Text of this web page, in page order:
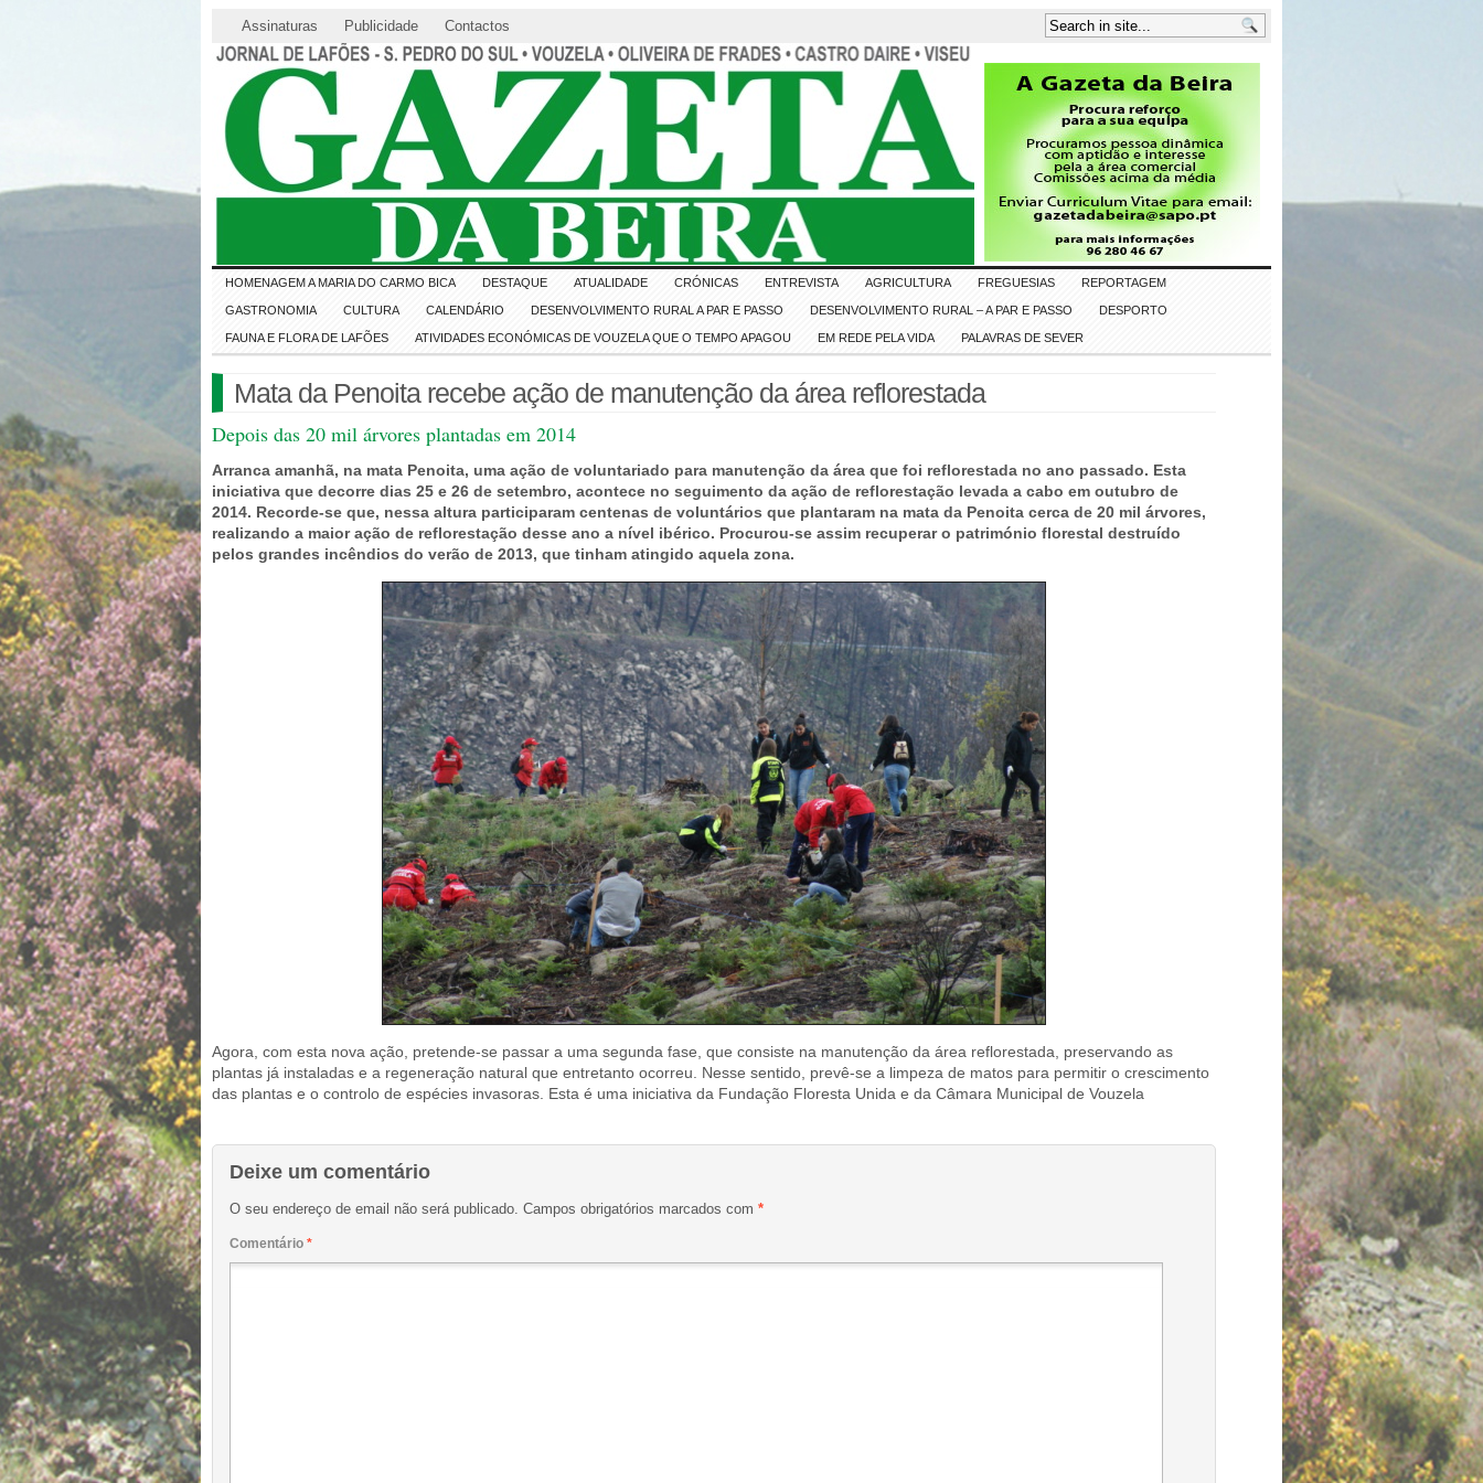
Assinaturas Publicidade Contactos
HOMENAGEM A MARIA DO CARMO BICA DESTAQUE ATUALIDADE CRÓNICAS ENTREVISTA AGRICULTURA FREGUESIAS REPORTAGEM
GASTRONOMIA CULTURA CALENDÁRIO DESENVOLVIMENTO RURAL A PAR E PASSO DESENVOLVIMENTO RURAL – A PAR E PASSO DESPORTO
FAUNA E FLORA DE LAFÕES ATIVIDADES ECONÓMICAS DE VOUZELA QUE O TEMPO APAGOU EM REDE PELA VIDA PALAVRAS DE SEVER
Mata da Penoita recebe ação de manutenção da área reflorestada
Depois das 20 mil árvores plantadas em 2014
Arranca amanhã, na mata Penoita, uma ação de voluntariado para manutenção da área que foi reflorestada no ano passado. Esta
iniciativa que decorre dias 25 e 26 de setembro, acontece no seguimento da ação de reflorestação levada a cabo em outubro de
2014. Recorde-se que, nessa altura participaram centenas de voluntários que plantaram na mata da Penoita cerca de 20 mil árvores,
realizando a maior ação de reflorestação desse ano a nível ibérico. Procurou-se assim recuperar o património florestal destruído
pelos grandes incêndios do verão de 2013, que tinham atingido aquela zona.
Agora, com esta nova ação, pretende-se passar a uma segunda fase, que consiste na manutenção da área reflorestada, preservando as
plantas já instaladas e a regeneração natural que entretanto ocorreu. Nesse sentido, prevê-se a limpeza de matos para permitir o crescimento
das plantas e o controlo de espécies invasoras. Esta é uma iniciativa da Fundação Floresta Unida e da Câmara Municipal de Vouzela
Deixe um comentário
O seu endereço de email não será publicado. Campos obrigatórios marcados com *
Comentário *